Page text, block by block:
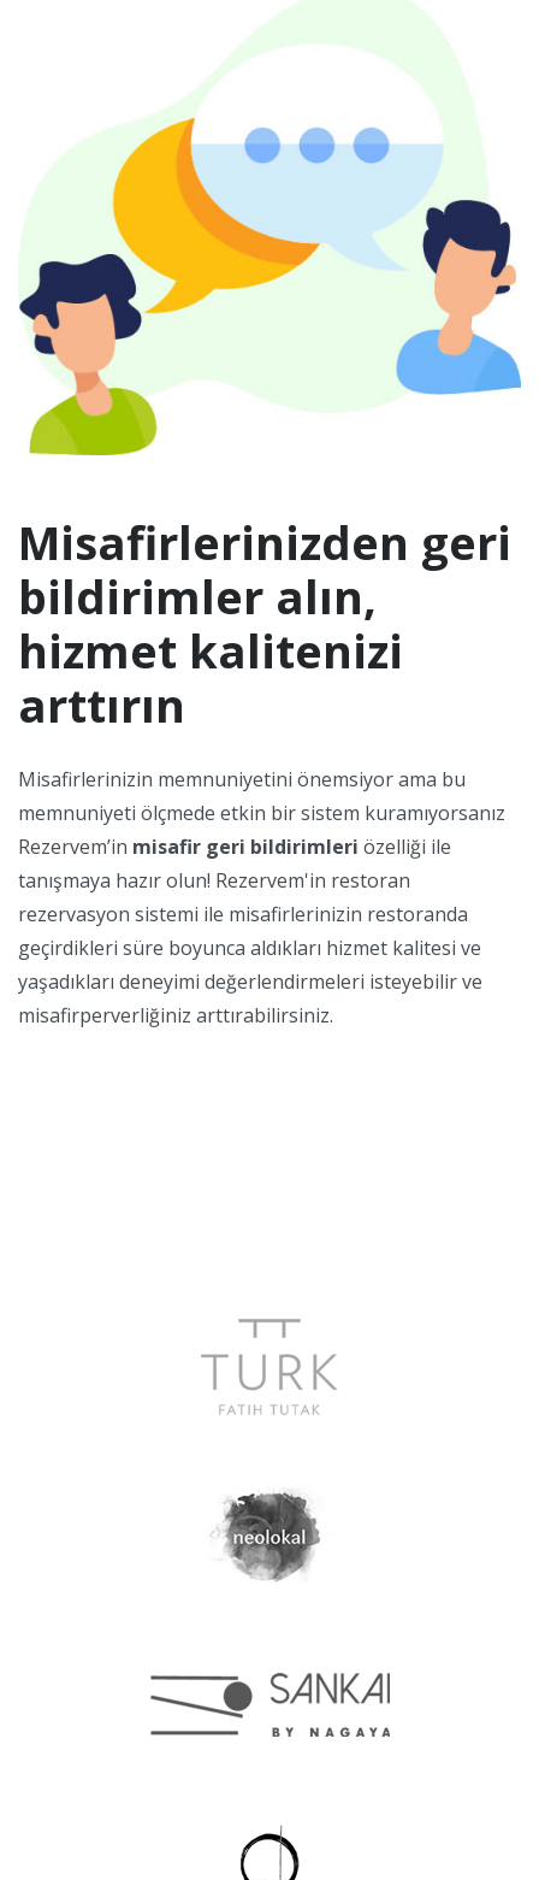
Misafirlerinizden geri
bildirimler alın,
hizmet kalitenizi
arttırın
Misafirlerinizin memnuniyetini önemsiyor ama bu
memnuniyeti ölçmede etkin bir sistem kuramıyorsanız
Rezervem’in misafir geri bildirimleri özelliği ile
tanışmaya hazır olun! Rezervem'in restoran
rezervasyon sistemi ile misafirlerinizin restoranda
geçirdikleri süre boyunca aldıkları hizmet kalitesi ve
yaşadıkları deneyimi değerlendirmeleri isteyebilir ve
misafirperverliğiniz arttırabilirsiniz.